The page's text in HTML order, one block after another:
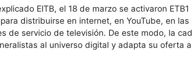
EITB, el 18 de marzo se activaron
distribuirse en internet, en YouTube, en
de servicio de televisión. De este modo, la
al universo digital y adapta su oferta